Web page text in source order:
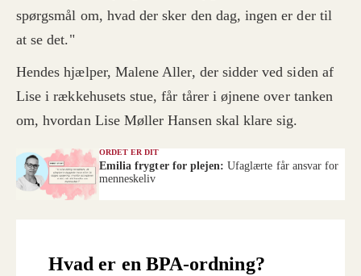
spørgsmål om, hvad der sker den dag, ingen er der til
at se det."
Hendes hjælper, Malene Aller, der sidder ved siden af
Lise i rækkehusets stue, får tårer i øjnene over tanken
om, hvordan Lise Møller Hansen skal klare sig.
ORDET ER DIT
Emilia frygter for plejen:Ufaglærte får ansvar for
menneskeliv
Hvad er en BPA-ordning?